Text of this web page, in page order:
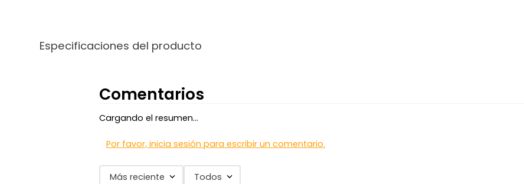
Especificaciones del producto
Comentarios
Cargando el resumen…
Por favor, inicia sesión para escribir un comentario.
Más reciente Todos